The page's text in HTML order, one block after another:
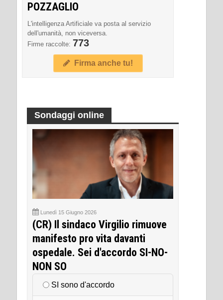
POZZAGLIO
L'intelligenza Artificiale va posta al servizio
dell'umanità, non viceversa.
Firme raccolte: 773
Firma anche tu!
Sondaggi online
Lunedì 15 Giugno 2026
(CR) Il sindaco Virgilio rimuove
manifesto pro vita davanti
ospedale. Sei d'accordo SI-NO-
NON SO
SI sono d'accordo